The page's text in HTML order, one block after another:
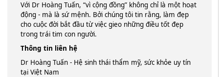
Với Dr Hoàng Tuấn, “vì cộng đồng” không chỉ là một hoạt
động - mà là sứ mệnh. Bởi chúng tôi tin rằng, làm đẹp
cho cuộc đời bắt đầu từ việc gieo những điều tốt đẹp
trong trái tim con người.
Thông tin liên hệ
Dr Hoàng Tuấn - Hệ sinh thái thẩm mỹ, sức khỏe uy tín
tại Việt Nam